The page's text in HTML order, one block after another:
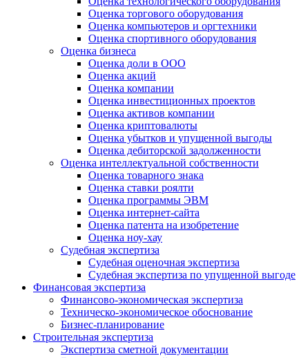
Оценка торгового оборудования
Оценка компьютеров и оргтехники
Оценка спортивного оборудования
Оценка бизнеса
Оценка доли в ООО
Оценка акций
Оценка компании
Оценка инвестиционных проектов
Оценка активов компании
Оценка криптовалюты
Оценка убытков и упущенной выгоды
Оценка дебиторской задолженности
Оценка интеллектуальной собственности
Оценка товарного знака
Оценка ставки роялти
Оценка программы ЭВМ
Оценка интернет-сайта
Оценка патента на изобретение
Оценка ноу-хау
Судебная экспертиза
Судебная оценочная экспертиза
Судебная экспертиза по упущенной выгоде
Финансовая экспертиза
Финансово-экономическая экспертиза
Техническо-экономическое обоснование
Бизнес-планирование
Строительная экспертиза
Экспертиза сметной документации